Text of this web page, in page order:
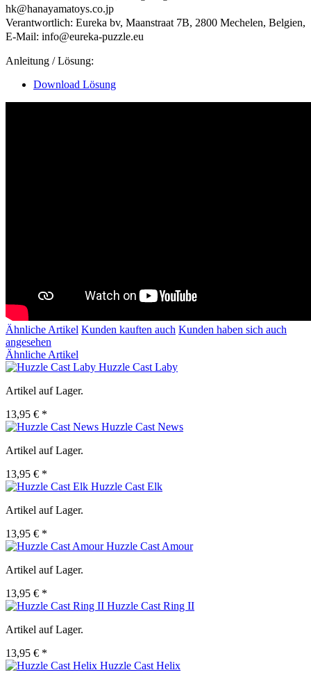
hk@hanayamatoys.co.jp
Verantwortlich: Eureka bv, Maanstraat 7B, 2800 Mechelen, Belgien,
E-Mail: info@eureka-puzzle.eu
Anleitung / Lösung:
Download Lösung
Ähnliche Artikel Kunden kauften auch Kunden haben sich auch
angesehen
Ähnliche Artikel
Huzzle Cast Laby
Artikel auf Lager.
13,95 € *
Huzzle Cast News
Artikel auf Lager.
13,95 € *
Huzzle Cast Elk
Artikel auf Lager.
13,95 € *
Huzzle Cast Amour
Artikel auf Lager.
13,95 € *
Huzzle Cast Ring II
Artikel auf Lager.
13,95 € *
Huzzle Cast Helix